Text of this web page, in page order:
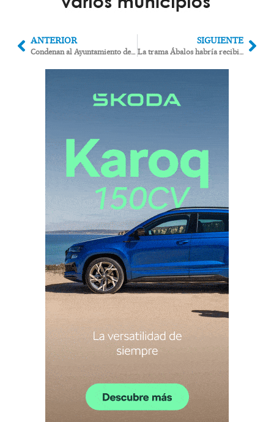
ANTERIOR
Condenan al Ayuntamiento de Huércal Overa a pagar 1 millón de euros en horas extras a los policías
SIGUIENTE
La trama Ábalos habría recibido medio millón en mordidas del AVE Pulpí-Vera y el soterramiento en Murcia